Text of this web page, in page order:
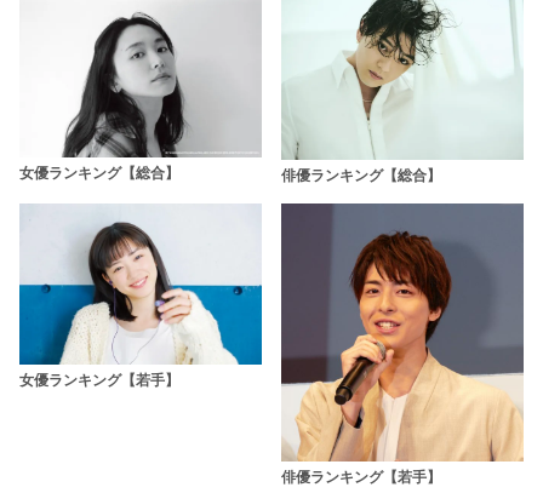
女優ランキング【総合】 俳優ランキング【総合】
女優ランキング【若手】
俳優ランキング【若手】